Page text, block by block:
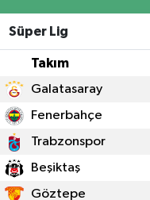
Süper Lig
Takım
Galatasaray
Fenerbahçe
Trabzonspor
Beşiktaş
Göztepe